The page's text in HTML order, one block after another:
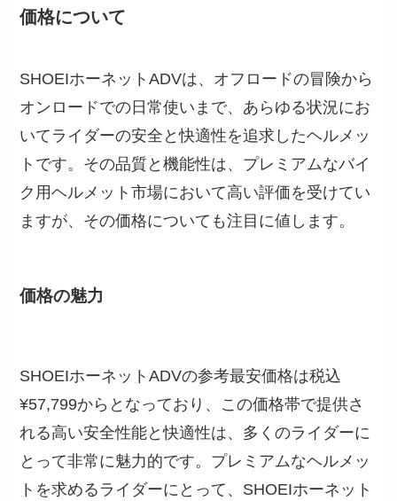
価格について
SHOEIホーネットADVは、オフロードの冒険から
オンロードでの日常使いまで、あらゆる状況にお
いてライダーの安全と快適性を追求したヘルメッ
トです。その品質と機能性は、プレミアムなバイ
ク用ヘルメット市場において高い評価を受けてい
ますが、その価格についても注目に値します。
価格の魅力
SHOEIホーネットADVの参考最安価格は税込
¥57,799からとなっており、この価格帯で提供さ
れる高い安全性能と快適性は、多くのライダーに
とって非常に魅力的です。プレミアムなヘルメッ
トを求めるライダーにとって、SHOEIホーネット